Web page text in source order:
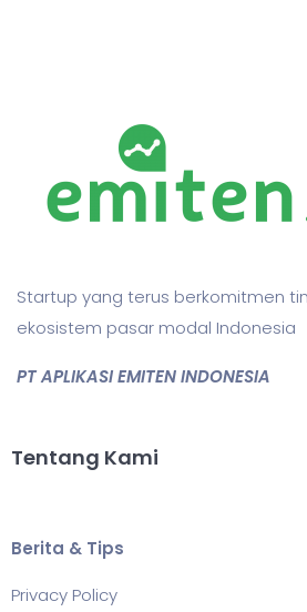
Startup yang terus berkomitmen
ekosistem pasar modal Indonesia
PT APLIKASI EMITEN INDONESIA
Tentang Kami
Berita & Tips
Privacy Policy